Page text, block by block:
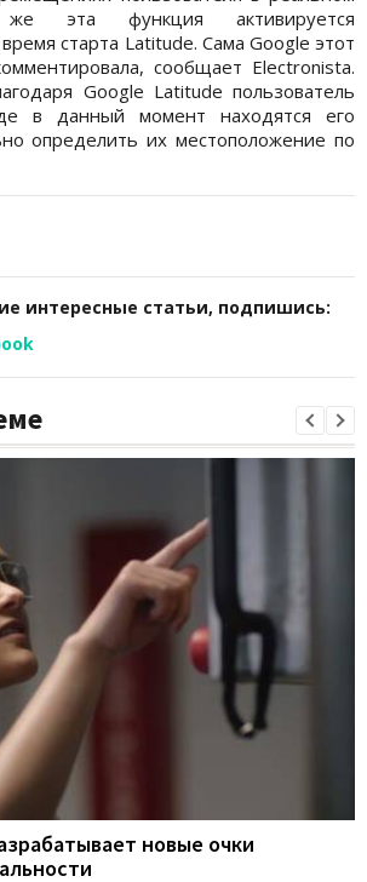
эта функция активируется
старта Latitude. Сама Google этот
сообщает Electronista.
Google Latitude пользователь
в данный момент находятся его
определить их местоположение по
интересные статьи, подпишись:
новые очки